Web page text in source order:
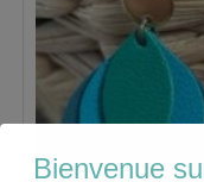
Bienvenue